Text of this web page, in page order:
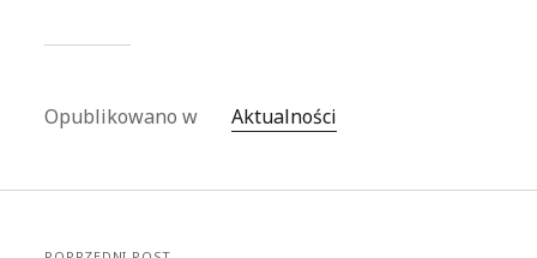
Opublikowano w Aktualności